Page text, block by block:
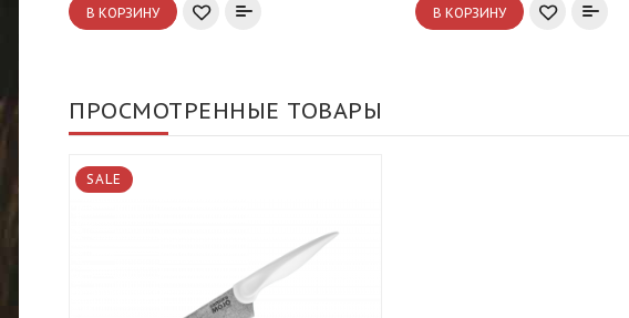
В КОРЗИНУ В КОРЗИНУ
ПРОСМОТРЕННЫЕ ТОВАРЫ
SALE